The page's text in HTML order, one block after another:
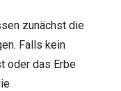
zunächst die
Falls kein
oder das Erbe